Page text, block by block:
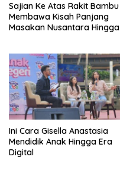
Sajian Ke Atas Rakit Bambu
Membawa Kisah Panjang
Masakan Nusantara Hingga
Ini Cara Gisella Anastasia
Mendidik Anak Hingga Era
Digital